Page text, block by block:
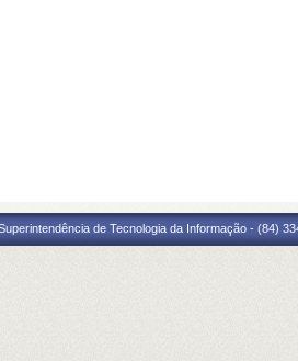
de Tecnologia da Informação - (84)